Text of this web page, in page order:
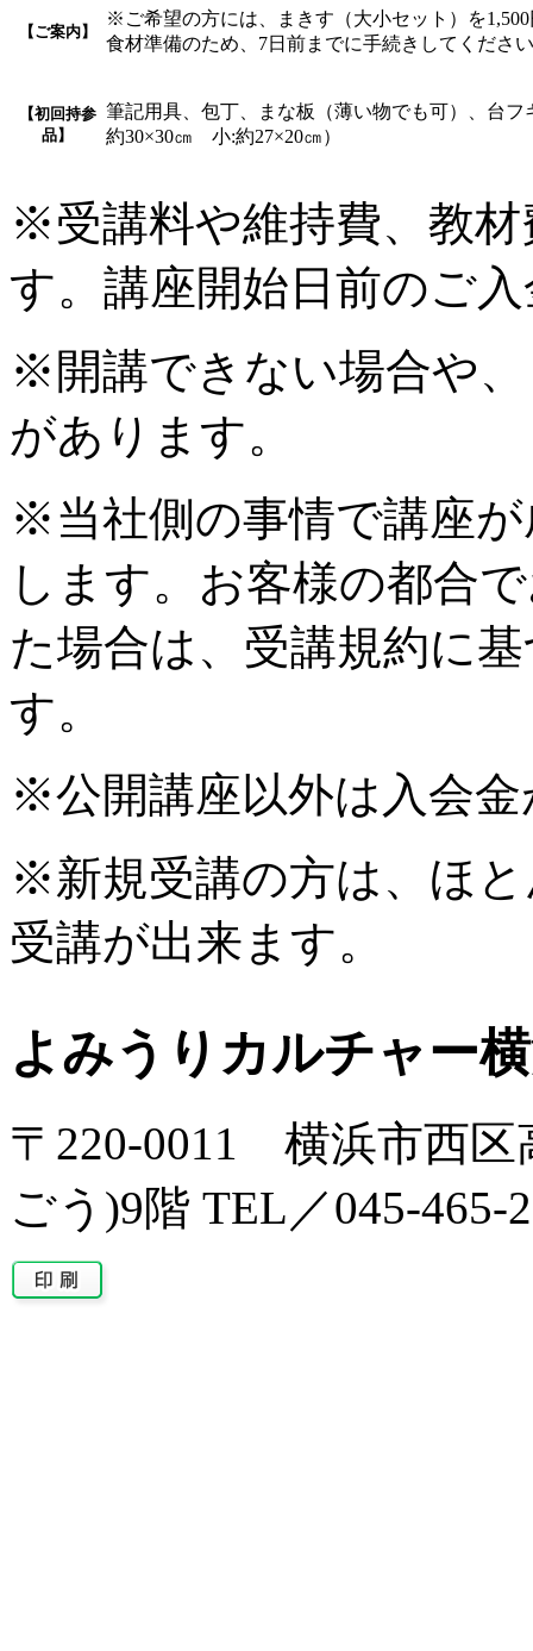
【ご案内】
※ご希望の方には、まきす（大小セット）を
食材準備のため、7日前までに手続きしてくださ
【初回持参
品】
筆記用具、包丁、まな板（薄い物でも可）、台
約30×30㎝ 小:約27×20㎝）
※受講料や維持費、教
す。講座開始日前のご
※開講できない場合や
があります。
※当社側の事情で講座
します。お客様の都合
た場合は、受講規約に
す。
※公開講座以外は入会
※新規受講の方は、ほ
受講が出来ます。
よみうりカルチャー
〒220-0011 横浜市西区
ごう)9階 TEL／045-465-